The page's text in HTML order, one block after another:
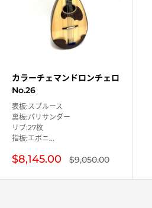
カラーチェマンドロンチェロ
No.26
表板:スプルース
裏板:パリサンダー
リブ:27枚
指板:エボニ...
販
価
$8,145.00 通
常
$9,050.00